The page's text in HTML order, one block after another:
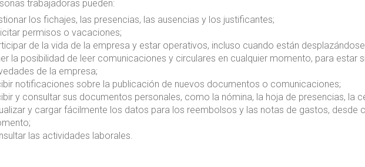
trabajadoras pueden:
los fichajes, las presencias, las ausencias y los justificantes;
permisos o vacaciones;
de la vida de la empresa y estar operativos, incluso cuando están
la posibilidad de leer comunicaciones y circulares en cualquier momento, para estar
de la empresa;
notificaciones sobre la publicación de nuevos documentos o comunicaciones;
y consultar sus documentos personales, como la nómina, la hoja de presencias, la
y cargar fácilmente los datos para los reembolsos y las notas de gastos, desde
las actividades laborales.